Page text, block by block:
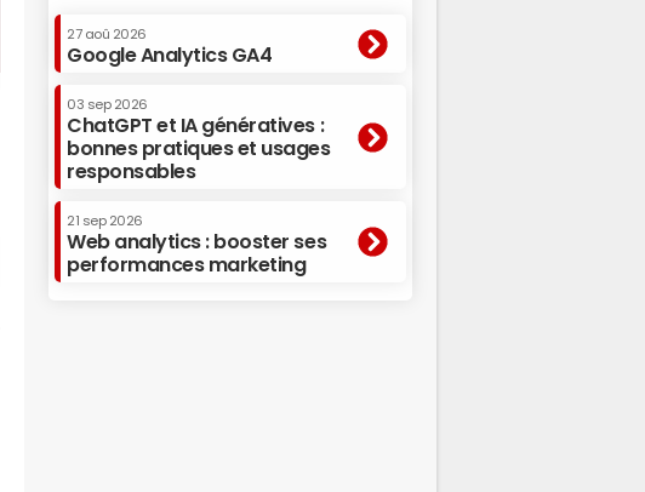
27 aoû 2026
Google Analytics GA4
03 sep 2026
ChatGPT et IA génératives :
bonnes pratiques et usages
responsables
21 sep 2026
Web analytics : booster ses
performances marketing